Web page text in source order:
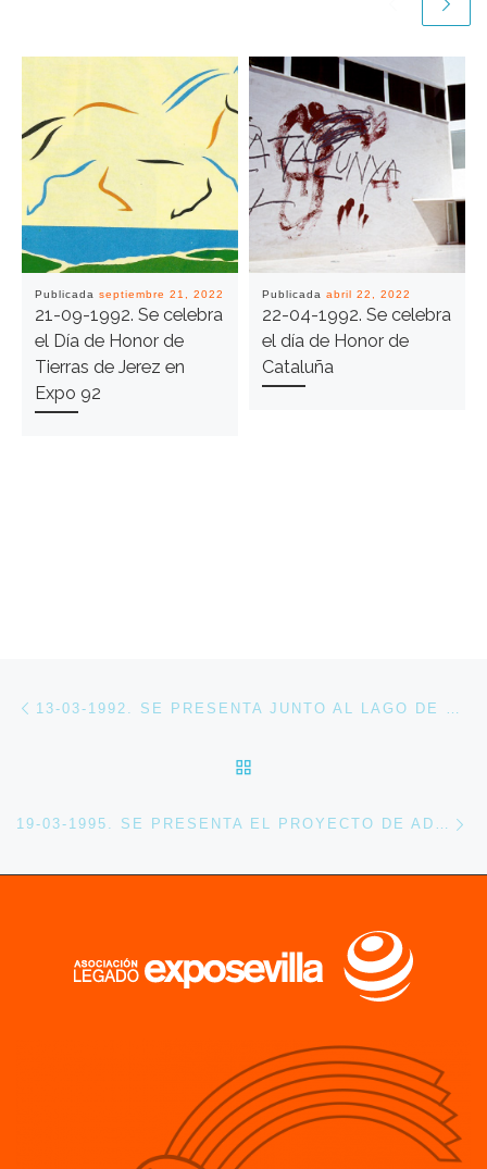
Publicada septiembre 21, 2022
21-09-1992. Se celebra
el Día de Honor de
Tierras de Jerez en
Expo 92
Publicada abril 22, 2022
22-04-1992. Se celebra
el día de Honor de
Cataluña
Navegación de entradas
19-03-1995. SE PRESENTA EL PROYECTO DE ADAPTACIÓN DEL PABELLÓN PLAZA DE AMÉRICA